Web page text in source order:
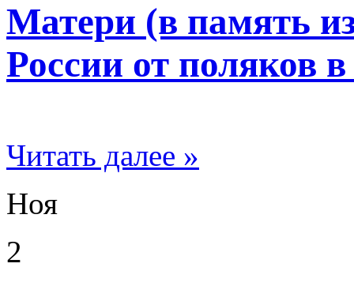
Матери (в память
России от поляков в
Читать далее »
Ноя
2